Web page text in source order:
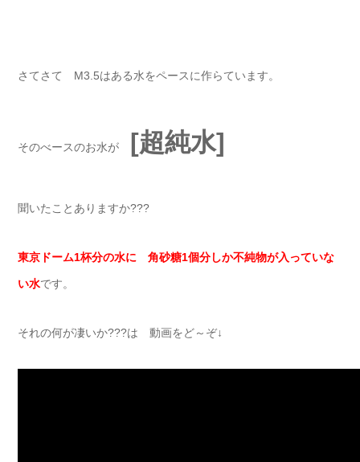
さてさて M3.5はある水をペースに作らています。
そのべースのお水が [超純水]
聞いたことありますか???
東京ドーム1杯分の水に 角砂糖1個分しか不純物が入っていな
い水です。
それの何が凄いか???は 動画をど～ぞ↓